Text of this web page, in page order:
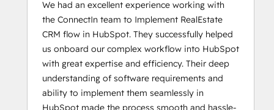
We had an excellent experience working with
the ConnectIn team to Implement RealEstate
CRM flow in HubSpot. They successfully helped
us onboard our complex workflow into HubSpot
with great expertise and efficiency. Their deep
understanding of software requirements and
ability to implement them seamlessly in
HubSpot made the process smooth and hassle-